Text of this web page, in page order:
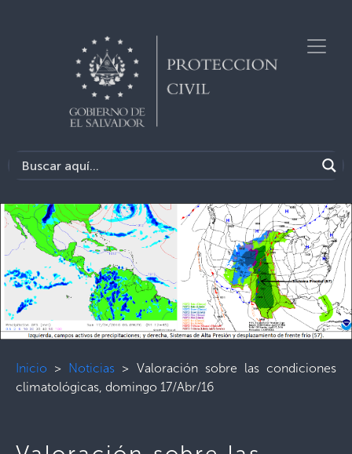
Inicio > Noticias > Valoración sobre las condiciones
climatológicas, domingo 17/Abr/16